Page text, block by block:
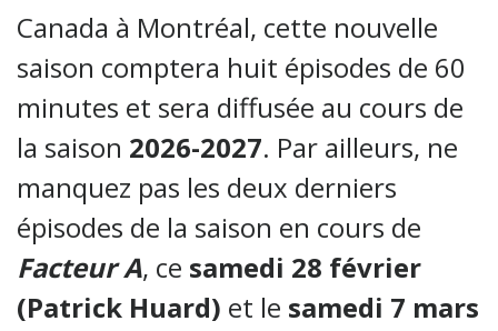
Canada à Montréal, cette nouvelle
saison comptera huit épisodes de 60
minutes et sera diffusée au cours de
la saison 2026-2027. Par ailleurs, ne
manquez pas les deux derniers
épisodes de la saison en cours de
Facteur A, ce samedi 28 février
(Patrick Huard) et le samedi 7 mars